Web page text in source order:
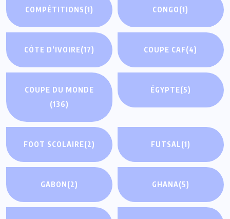
COMPÉTITIONS(1) CONGO(1)
CÔTE D’IVOIRE(17) COUPE CAF(4)
COUPE DU MONDE
(136)
ÉGYPTE(5)
FOOT SCOLAIRE(2) FUTSAL(1)
GABON(2) GHANA(5)